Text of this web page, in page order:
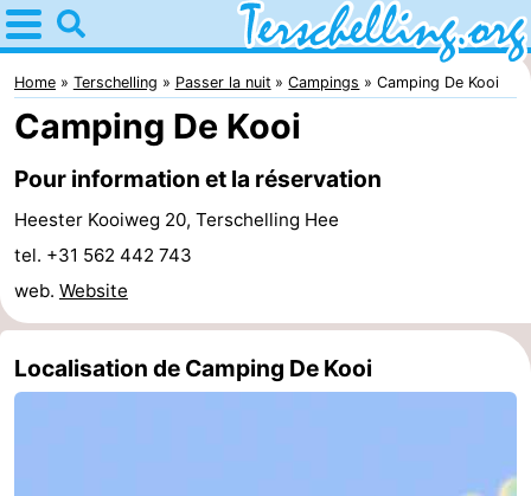
Home
Terschelling
Astuces
Avec
enfants
Nature
la
Appartements
Home Terschelling Passer la nuit Campings Camping De Kooi
Camping De Kooi
Pour information et la réservation
Heester Kooiweg 20, Terschelling Hee
tel. +31 562 442 743
web. Website
Localisation de Camping De Kooi